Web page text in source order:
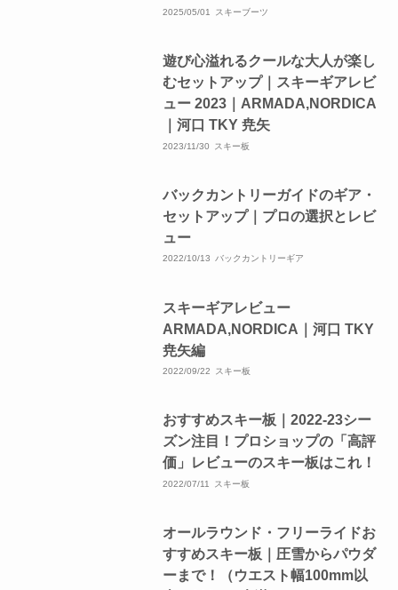
2025/05/01 スキーブーツ
遊び心溢れるクールな大人が楽し
むセットアップ｜スキーギアレビ
ュー 2023｜ARMADA,NORDICA
｜河口 TKY 尭矢
2023/11/30 スキー板
バックカントリーガイドのギア・
セットアップ｜プロの選択とレビ
ュー
2022/10/13 バックカントリーギア
スキーギアレビュー
ARMADA,NORDICA｜河口 TKY
尭矢編
2022/09/22 スキー板
おすすめスキー板｜2022-23シー
ズン注目！プロショップの「高評
価」レビューのスキー板はこれ！
2022/07/11 スキー板
オールラウンド・フリーライドお
すすめスキー板｜圧雪からパウダ
ーまで！（ウエスト幅100mm以